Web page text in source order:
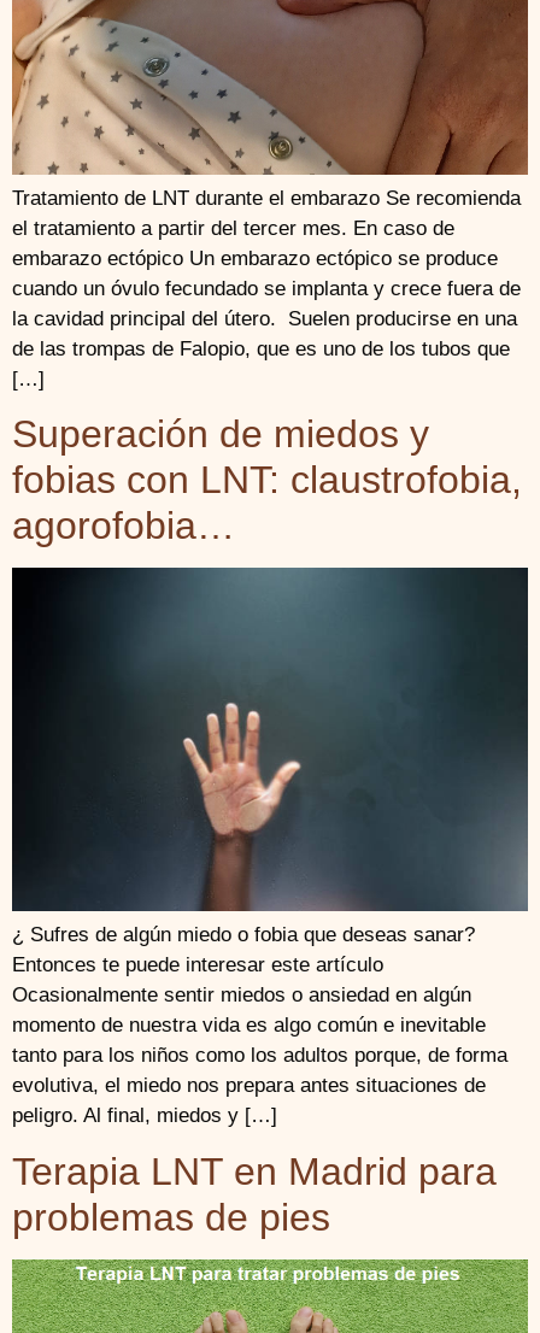
Tratamiento de LNT durante el embarazo Se recomienda
el tratamiento a partir del tercer mes. En caso de
embarazo ectópico Un embarazo ectópico se produce
cuando un óvulo fecundado se implanta y crece fuera de
la cavidad principal del útero. Suelen producirse en una
de las trompas de Falopio, que es uno de los tubos que
[…]
Superación de miedos y
fobias con LNT: claustrofobia,
agorofobia…
¿ Sufres de algún miedo o fobia que deseas sanar?
Entonces te puede interesar este artículo
Ocasionalmente sentir miedos o ansiedad en algún
momento de nuestra vida es algo común e inevitable
tanto para los niños como los adultos porque, de forma
evolutiva, el miedo nos prepara antes situaciones de
peligro. Al final, miedos y […]
Terapia LNT en Madrid para
problemas de pies